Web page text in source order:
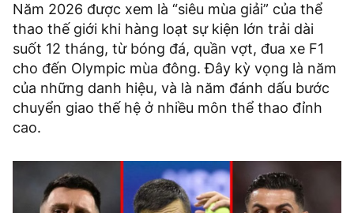
Năm 2026 được xem là “siêu mùa giải” của thể
thao thế giới khi hàng loạt sự kiện lớn trải dài
suốt 12 tháng, từ bóng đá, quần vợt, đua xe F1
cho đến Olympic mùa đông. Đây kỳ vọng là năm
của những danh hiệu, và là năm đánh dấu bước
chuyển giao thế hệ ở nhiều môn thể thao đỉnh
cao.